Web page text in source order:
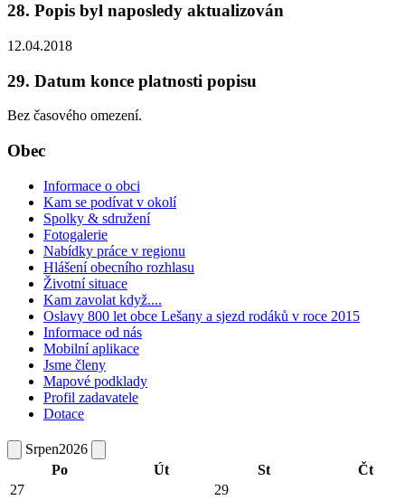
28. Popis byl naposledy aktualizován
12.04.2018
29. Datum konce platnosti popisu
Bez časového omezení.
Obec
Informace o obci
Kam se podívat v okolí
Spolky & sdružení
Fotogalerie
Nabídky práce v regionu
Hlášení obecního rozhlasu
Životní situace
Kam zavolat když....
Oslavy 800 let obce Lešany a sjezd rodáků v roce 2015
Informace od nás
Mobilní aplikace
Jsme členy
Mapové podklady
Profil zadavatele
Dotace
Srpen2026
Po
Út St
Čt
27
29